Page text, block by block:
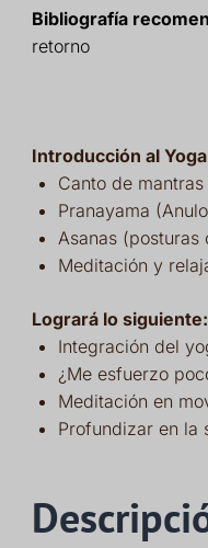
Bibliografía
retorno
Introducción al
Canto de
Pranayama
Asanas
Meditación y
Logrará lo siguiente:
Integración del
¿Me esfuerzo
Meditación en
Profundizar en la